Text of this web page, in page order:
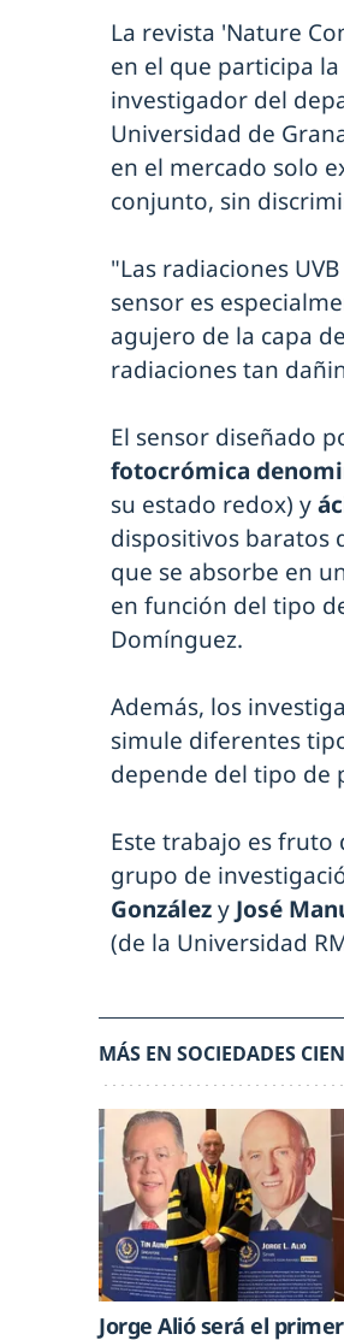
La revista 'Nature
en el que participa
investigador del
Universidad de
en el mercado solo
conjunto, sin
"Las radiaciones
sensor es
agujero de la capa
radiaciones tan
El sensor diseñado
fotocrómica
su estado redox) y
dispositivos baratos
que se absorbe en
en función del tipo
Domínguez.
Además, los
simule diferentes
depende del tipo de
Este trabajo es
grupo de
Gonzálezy José
(de la Universidad
MÁS EN SOCIEDADES
Jorge Alió será el